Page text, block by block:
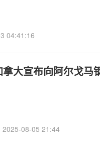
04:41:16
大宣布向阿尔戈马
2025-08-05 21:44